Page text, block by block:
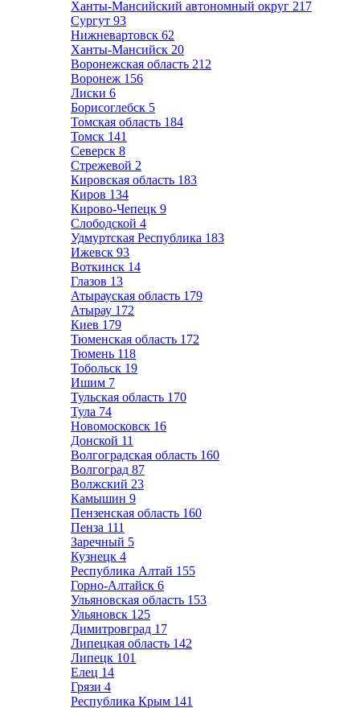
Ханты-Мансийский автономный округ 217
Сургут 93
Нижневартовск 62
Ханты-Мансийск 20
Воронежская область 212
Воронеж 156
Лиски 6
Борисоглебск 5
Томская область 184
Томск 141
Северск 8
Стрежевой 2
Кировская область 183
Киров 134
Кирово-Чепецк 9
Слободской 4
Удмуртская Республика 183
Ижевск 93
Воткинск 14
Глазов 13
Атырауская область 179
Атырау 172
Киев 179
Тюменская область 172
Тюмень 118
Тобольск 19
Ишим 7
Тульская область 170
Тула 74
Новомосковск 16
Донской 11
Волгоградская область 160
Волгоград 87
Волжский 23
Камышин 9
Пензенская область 160
Пенза 111
Заречный 5
Кузнецк 4
Республика Алтай 155
Горно-Алтайск 6
Ульяновская область 153
Ульяновск 125
Димитровград 17
Липецкая область 142
Липецк 101
Елец 14
Грязи 4
Республика Крым 141